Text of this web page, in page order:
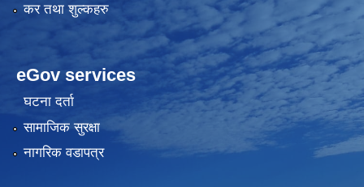
कर तथा शुल्कहरु
eGov services
घटना दर्ता
सामाजिक सुरक्षा
नागरिक वडापत्र